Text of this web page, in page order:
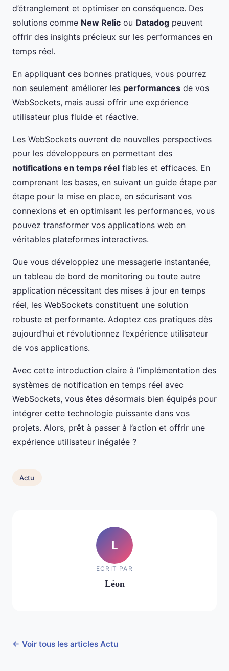
d’étranglement et optimiser en conséquence. Des
solutions comme New Relic ou Datadog peuvent
offrir des insights précieux sur les performances en
temps réel.
En appliquant ces bonnes pratiques, vous pourrez
non seulement améliorer les performances de vos
WebSockets, mais aussi offrir une expérience
utilisateur plus fluide et réactive.
Les WebSockets ouvrent de nouvelles perspectives
pour les développeurs en permettant des
notifications en temps réel fiables et efficaces. En
comprenant les bases, en suivant un guide étape par
étape pour la mise en place, en sécurisant vos
connexions et en optimisant les performances, vous
pouvez transformer vos applications web en
véritables plateformes interactives.
Que vous développiez une messagerie instantanée,
un tableau de bord de monitoring ou toute autre
application nécessitant des mises à jour en temps
réel, les WebSockets constituent une solution
robuste et performante. Adoptez ces pratiques dès
aujourd’hui et révolutionnez l’expérience utilisateur
de vos applications.
Avec cette introduction claire à l’implémentation des
systèmes de notification en temps réel avec
WebSockets, vous êtes désormais bien équipés pour
intégrer cette technologie puissante dans vos
projets. Alors, prêt à passer à l’action et offrir une
expérience utilisateur inégalée ?
Actu
L
ECRIT PAR
Léon
← Voir tous les articles Actu